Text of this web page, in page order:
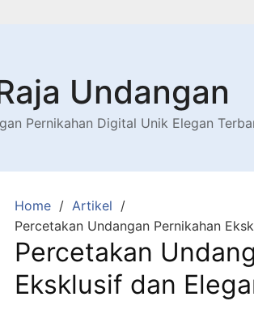
Undangan
Pernikahan Digital Unik Elegan
Home
Artikel
Percetakan Undangan Pernikahan
Percetakan
Eksklusif dan